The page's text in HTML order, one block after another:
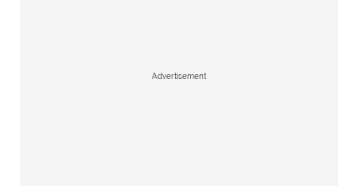
Advertisement